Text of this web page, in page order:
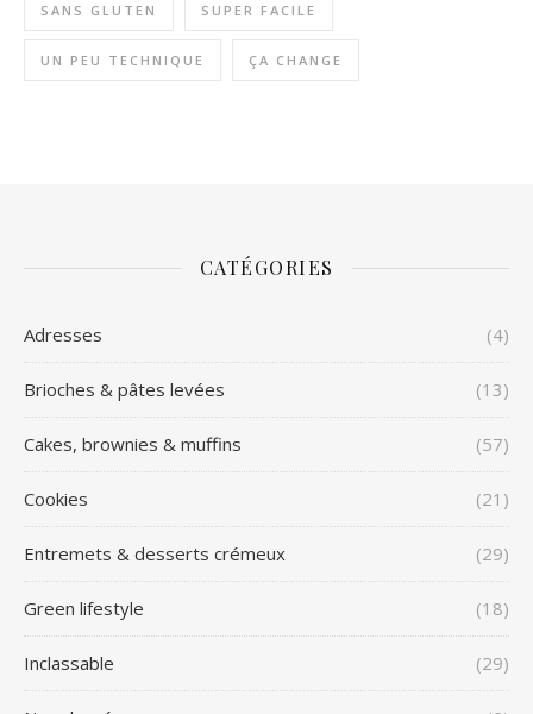
SANS GLUTEN SUPER FACILE
UN PEU TECHNIQUE ÇA CHANGE
CATÉGORIES
Adresses (4)
Brioches & pâtes levées (13)
Cakes, brownies & muffins (57)
Cookies (21)
Entremets & desserts crémeux (29)
Green lifestyle (18)
Inclassable (29)